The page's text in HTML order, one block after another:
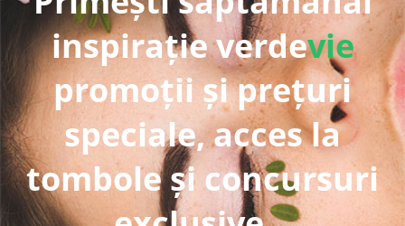
inspirație verdevie
promoții și prețuri
speciale, acces la
tombole și concursuri